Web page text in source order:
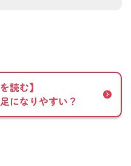
読む】
になりやすい？